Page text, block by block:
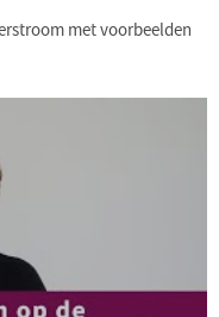
met voorbeelden